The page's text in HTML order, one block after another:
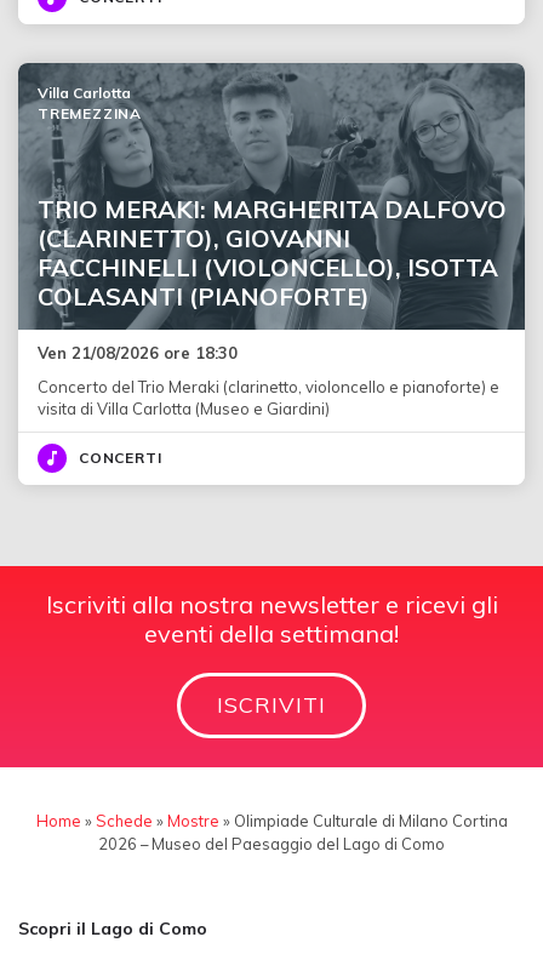
TRIO MERAKI: MARGHERITA DALFOVO
(CLARINETTO), GIOVANNI
FACCHINELLI (VIOLONCELLO), ISOTTA
COLASANTI (PIANOFORTE)
Villa Carlotta
TREMEZZINA
Ven 21/08/2026 ore 18:30
Concerto del Trio Meraki (clarinetto, violoncello e pianoforte) e
visita di Villa Carlotta (Museo e Giardini)
CONCERTI
Iscriviti alla nostra newsletter e ricevi gli
eventi della settimana!
ISCRIVITI
Home »Schede »Mostre » Olimpiade Culturale di Milano Cortina
2026 – Museo del Paesaggio del Lago di Como
Scopri il Lago di Como